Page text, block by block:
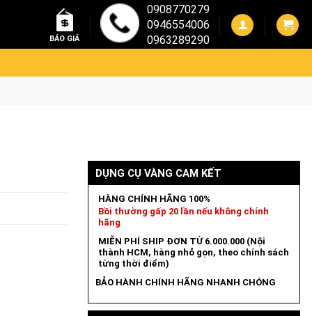
BÁO GIÁ
0908770279
0946554006
0963289290
DỤNG CỤ VÀNG CAM KẾT
HÀNG CHÍNH HÃNG 100%
Bồi thường gấp 20 lần nếu không chính
hãng
MIỄN PHÍ SHIP ĐƠN TỪ 6.000.000 (Nội
thành HCM, hàng nhỏ gọn, theo chính sách
từng thời điểm)
BẢO HÀNH CHÍNH HÃNG NHANH CHÓNG